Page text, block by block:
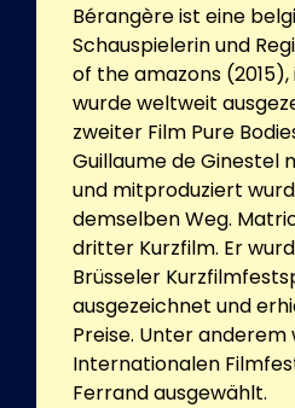
Bérangère ist eine
Schauspielerin und
of the amazons
wurde weltweit
zweiter Film Pure
Guillaume de Ginestel
und mitproduziert
demselben Weg.
dritter Kurzfilm. Er
Brüsseler
ausgezeichnet und
Preise. Unter
Internationalen
Ferrand ausgewählt.